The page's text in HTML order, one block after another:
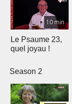
10 min
Le Psaume 23,
quel joyau !
Season 2